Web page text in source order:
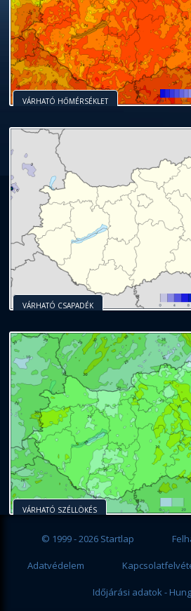
VÁRHATÓ HŐMÉRSÉKLET
VÁRHATÓ CSAPADÉK
VÁRHATÓ SZÉLLÖKÉS
© 1999 - 2026 Startlap
Adatvédelem
Időjárási adatok -